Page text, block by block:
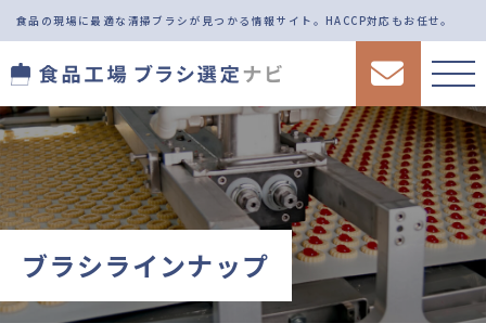
食品の現場に最適な清掃ブラシが見つかる情報サイト。 HACCP対応もお任せ。
ブラシラインナップ